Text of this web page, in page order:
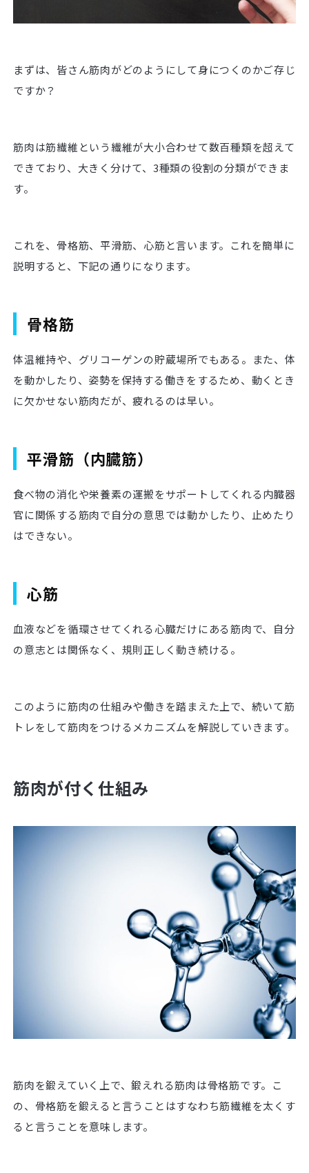
まずは、皆さん筋肉がどのようにして身につくのかご存じ
ですか？
筋肉は筋繊維という繊維が大小合わせて数百種類を超えて
できており、大きく分けて、3種類の役割の分類ができま
す。
これを、骨格筋、平滑筋、心筋と言います。これを簡単に
説明すると、下記の通りになります。
骨格筋
体温維持や、グリコーゲンの貯蔵場所でもある。また、体
を動かしたり、姿勢を保持する働きをするため、動くとき
に欠かせない筋肉だが、疲れるのは早い。
平滑筋（内臓筋）
食べ物の消化や栄養素の運搬をサポートしてくれる内臓器
官に関係する筋肉で自分の意思では動かしたり、止めたり
はできない。
心筋
血液などを循環させてくれる心臓だけにある筋肉で、自分
の意志とは関係なく、規則正しく動き続ける。
このように筋肉の仕組みや働きを踏まえた上で、続いて筋
トレをして筋肉をつけるメカニズムを解説していきます。
筋肉が付く仕組み
筋肉を鍛えていく上で、鍛えれる筋肉は骨格筋です。こ
の、骨格筋を鍛えると言うことはすなわち筋繊維を太くす
ると言うことを意味します。